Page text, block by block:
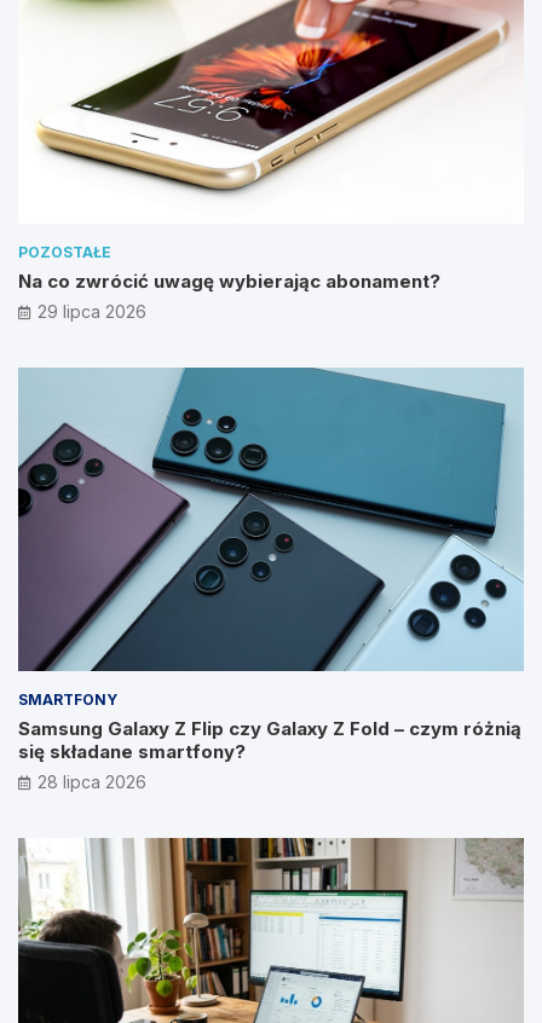
POZOSTAŁE
Na co zwrócić uwagę wybierając abonament?
29 lipca 2026
SMARTFONY
Samsung Galaxy Z Flip czy Galaxy Z Fold – czym różnią
się składane smartfony?
28 lipca 2026